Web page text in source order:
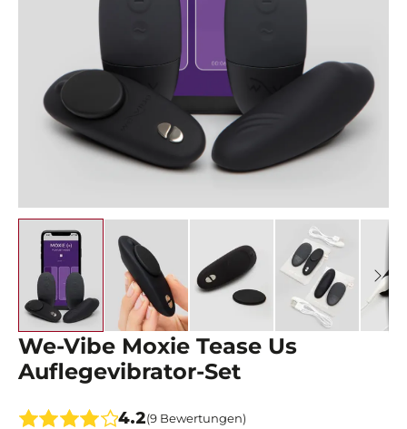
We-Vibe Moxie Tease Us
Auflegevibrator-Set
4.2(9 Bewertungen)